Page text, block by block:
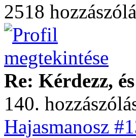
2518
Re: Kérdezz,
140.
Hajasmanosz